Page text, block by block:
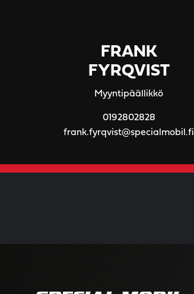
FRANK
FYRQVIST
Myyntipäällikkö
0192802828
frank.fyrqvist@specialmobil.fi